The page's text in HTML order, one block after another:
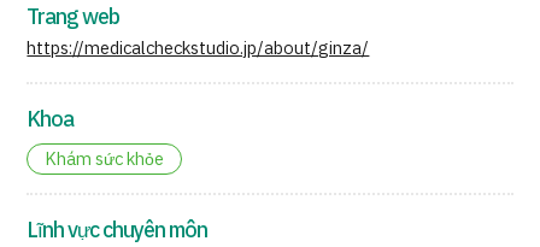
Trang web
https://medicalcheckstudio.jp/about/ginza/
Khoa
Khám sức khỏe
Lĩnh vực chuyên môn